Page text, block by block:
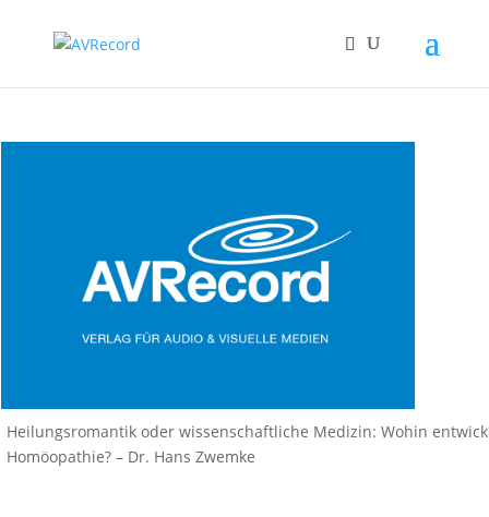
Heilungsromantik oder wissenschaftliche Medizin: Wohin
Homöopathie? – Dr. Hans Zwemke